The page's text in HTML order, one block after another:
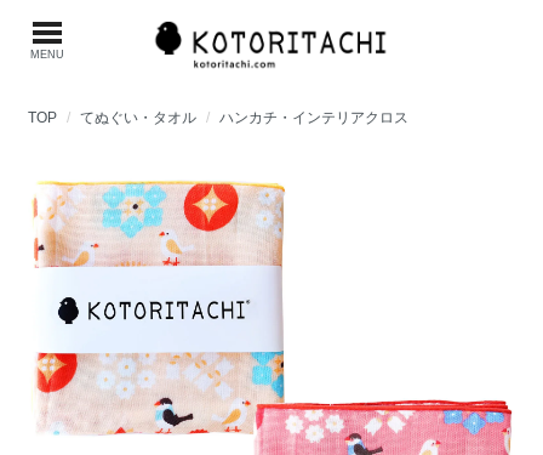
MENU
TOP てぬぐい・タオル ハンカチ・インテリアクロス